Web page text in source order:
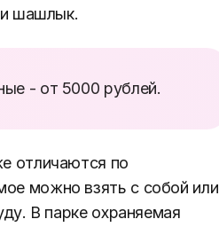
и шашлык.
- от 5000 рублей.
отличаются по
можно взять с собой или
В парке охраняемая